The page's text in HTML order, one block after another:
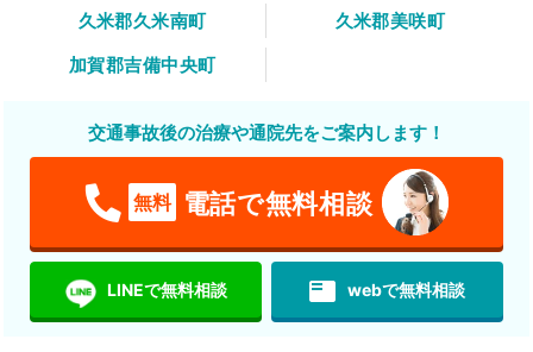
久米郡久米南町
久米郡美咲町
加賀郡吉備中央町
交通事故後の治療や通院先をご案内します！
無料 電話で無料相談
LINEで無料相談 featured_play_list webで無料相談